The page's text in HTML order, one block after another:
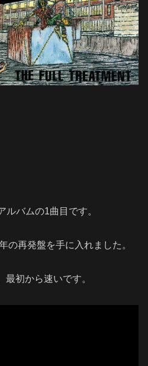
ルバムの1曲目です。
の再発盤を手に入れました。
最初から速いです。